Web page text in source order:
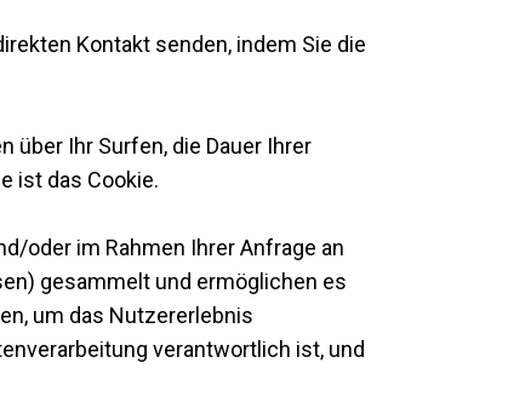
Kontakt senden, indem Sie die
über Ihr Surfen, die Dauer Ihrer
ist das Cookie.
oder im Rahmen Ihrer Anfrage an
gesammelt und ermöglichen es
um das Nutzererlebnis
verantwortlich ist, und